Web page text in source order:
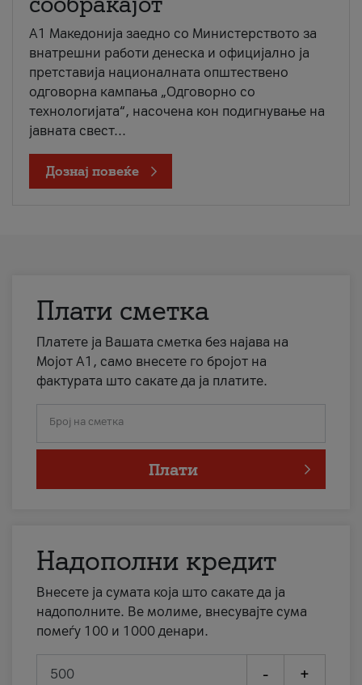
A1 Македонија заедно со Министерството за
внатрешни работи денеска и официјално ја
претставија националната општествено
одговорна кампања „Одговорно со
технологијата“, насочена кон подигнување на
јавната свест...
Дознај повеќе
Плати сметка
Платете ја Вашата сметка без најава на
Мојот А1, само внесете го бројот на
фактурата што сакате да ја платите.
Број на сметка
Плати
Надополни кредит
Внесете ја сумата која што сакате да ја
надополните. Ве молиме, внесувајте сума
помеѓу 100 и 1000 денари.
- +